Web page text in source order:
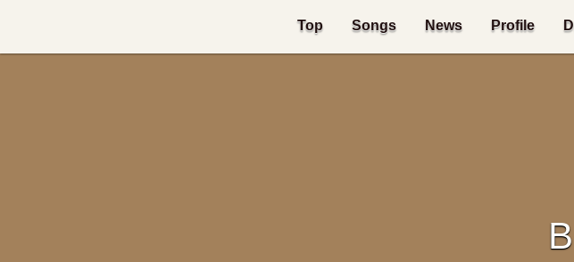
Top Songs News Profile